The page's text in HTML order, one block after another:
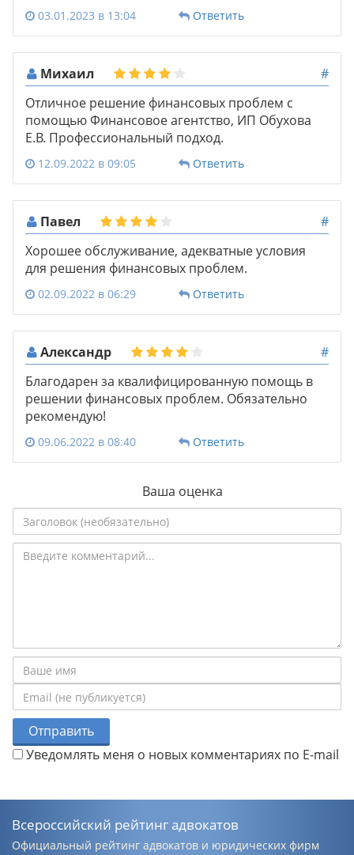
03.01.2023 в 13:04 Ответить
Михаил
#
Отличное решение финансовых проблем с
помощью Финансовое агентство, ИП Обухова
Е.В. Профессиональный подход.
12.09.2022 в 09:05 Ответить
Павел
#
Хорошее обслуживание, адекватные условия
для решения финансовых проблем.
02.09.2022 в 06:29 Ответить
Александр
#
Благодарен за квалифицированную помощь в
решении финансовых проблем. Обязательно
рекомендую!
09.06.2022 в 08:40 Ответить
Ваша оценка
Отправить
Уведомлять меня о новых комментариях по E-mail
Всероссийский рейтинг адвокатов
Официальный рейтинг адвокатов и юридических фирм